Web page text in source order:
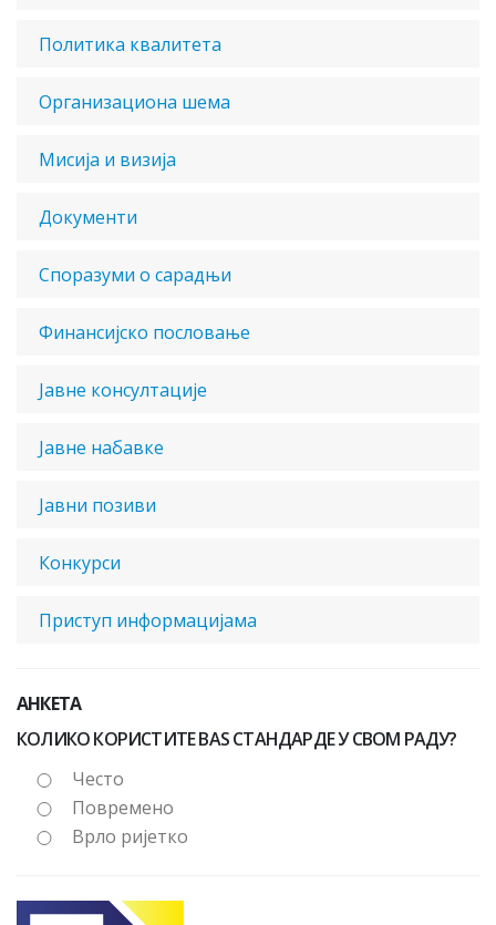
Политика квалитета
Организациона шема
Мисија и визија
Документи
Споразуми о сарадњи
Финансијско пословање
Јавне консултације
Јавне набавке
Јавни позиви
Конкурси
Приступ информацијама
АНКЕТА
КОЛИКО КОРИСТИТЕ BAS СТАНДАРДЕ У СВОМ РАДУ?
Често
Повремено
Врло ријетко